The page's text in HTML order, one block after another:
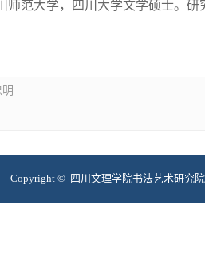
师范大学，四川大学文学硕士。
Copyright © 四川文理学院书法艺术研究